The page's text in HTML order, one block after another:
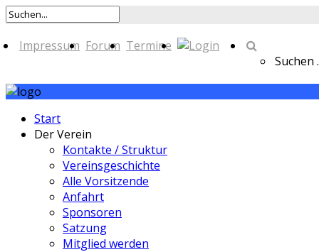
Impressum Forum Termine
Suchen
Start
Der Verein
Kontakte / Struktur
Vereinsgeschichte
Alle Vorsitzende
Anfahrt
Sponsoren
Satzung
Mitglied werden